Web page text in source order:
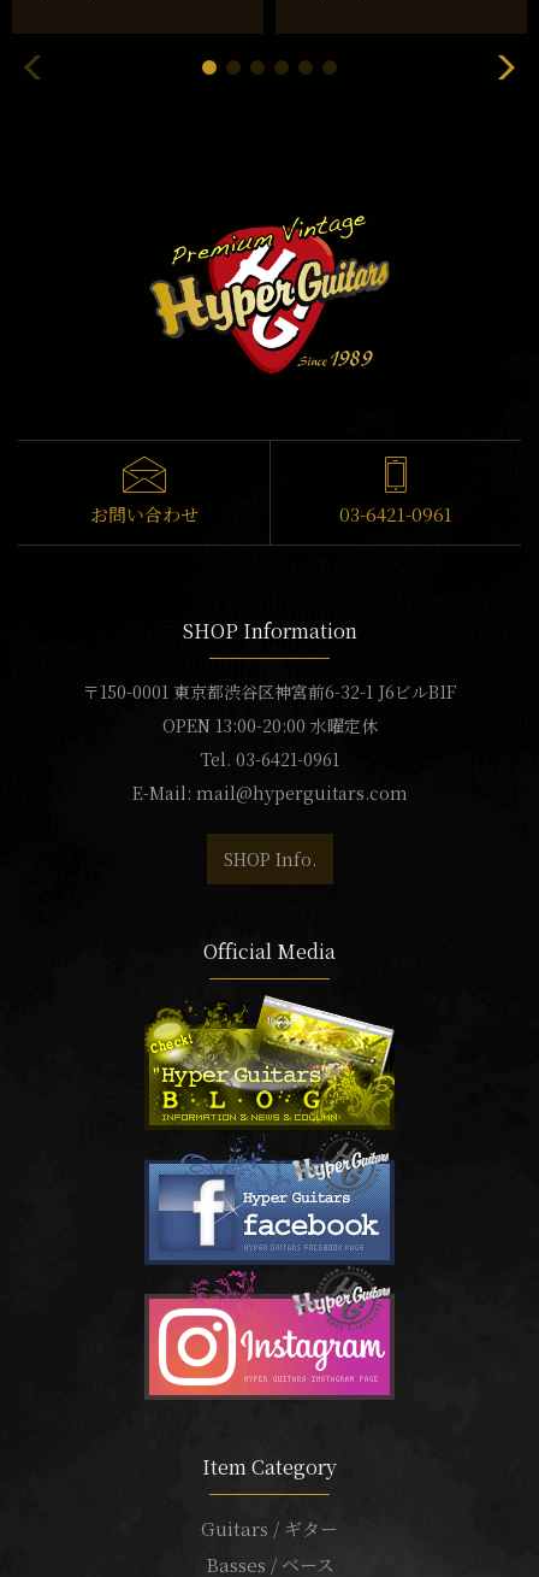
お問い合わせ 03-6421-0961
SHOP Information
〒150-0001 東京都渋谷区神宮前6-32-1 J6ビルB1F
OPEN 13:00-20:00 水曜定休
Tel. 03-6421-0961
E-Mail: mail@hyperguitars.com
SHOP Info.
Official Media
Item Category
Guitars / ギター
Basses / ベース